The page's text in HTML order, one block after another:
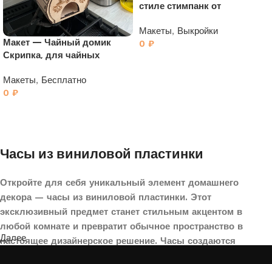
Макет — Чайный домик
Скрипка, для чайных
Макеты, Бесплатно
0 ₽
стиле стимпанк от
Макеты, Выкройки
0 ₽
Часы из виниловой пластинки
Откройте для себя уникальный элемент домашнего
декора — часы из виниловой пластинки. Этот
эксклюзивный предмет станет стильным акцентом в
любой комнате и превратит обычное пространство в
настоящее дизайнерское решение. Часы создаются
Далее